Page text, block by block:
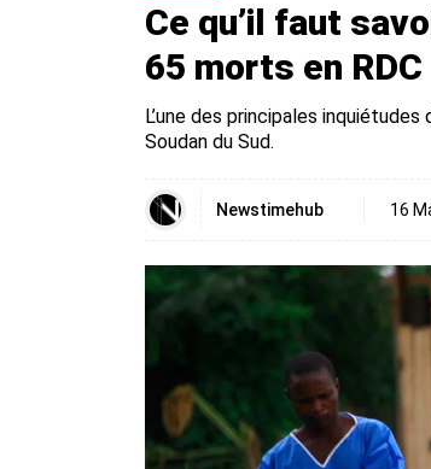
Ce qu’il faut
65 morts en RDC
L’une des principales
Soudan du Sud.
Newstimehub 16